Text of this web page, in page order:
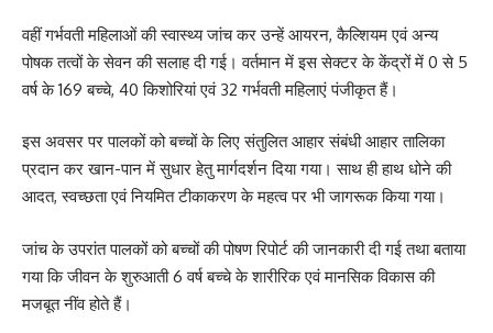
वहीं गर्भवती महिलाओं की स्वास्थ्य जांच कर उन्हें आयरन, कैल्शियम एवं अन्य
पोषक तत्वों के सेवन की सलाह दी गई। वर्तमान में इस सेक्टर के केंद्रों में 0 से 5
वर्ष के 169 बच्चे, 40 किशोरियां एवं 32 गर्भवती महिलाएं पंजीकृत हैं।
इस अवसर पर पालकों को बच्चों के लिए संतुलित आहार संबंधी आहार तालिका
प्रदान कर खान-पान में सुधार हेतु मार्गदर्शन दिया गया। साथ ही हाथ धोने की
आदत, स्वच्छता एवं नियमित टीकाकरण के महत्व पर भी जागरूक किया गया।
जांच के उपरांत पालकों को बच्चों की पोषण रिपोर्ट की जानकारी दी गई तथा बताया
गया कि जीवन के शुरुआती 6 वर्ष बच्चे के शारीरिक एवं मानसिक विकास की
मजबूत नींव होते हैं।